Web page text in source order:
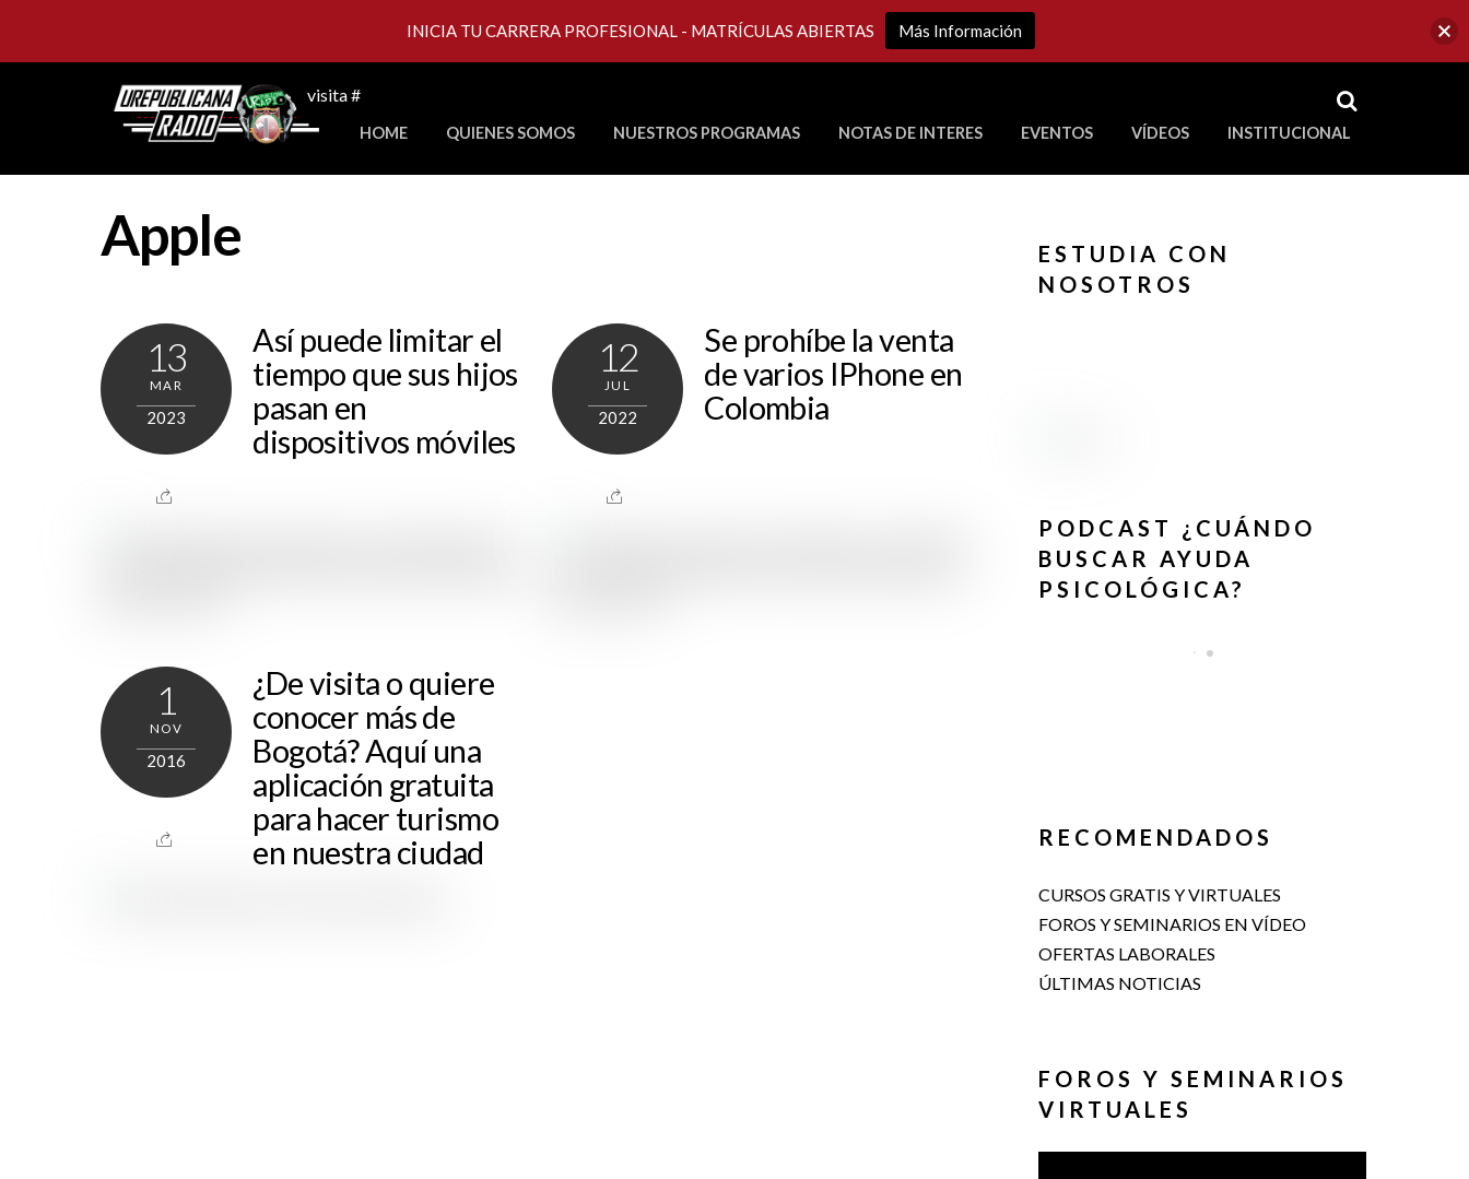
visita # RSS
HOME QUIENES SOMOS NUESTROS PROGRAMAS NOTAS DE INTERES EVENTOS VÍDEOS INSTITUCIONAL
Apple
13
MAR
2023
Así puede limitar el
tiempo que sus hijos
pasan en
dispositivos móviles
12
JUL
2022
Se prohíbe la venta
de varios IPhone en
Colombia
1
NOV
2016
¿De visita o quiere
conocer más de
Bogotá? Aquí una
aplicación gratuita
para hacer turismo
en nuestra ciudad
ESTUDIA CON
NOSOTROS
PODCAST ¿CUÁNDO
BUSCAR AYUDA
PSICOLÓGICA?
RECOMENDADOS
CURSOS GRATIS Y VIRTUALES
FOROS Y SEMINARIOS EN VÍDEO
OFERTAS LABORALES
ÚLTIMAS NOTICIAS
FOROS Y SEMINARIOS
VIRTUALES
INICIA TU CARRERA PROFESIONAL - MATRÍCULAS ABIERTAS Más Información